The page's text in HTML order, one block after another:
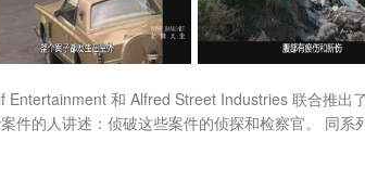
Entertainment 和 Alfred Street Industries 联合推出
件的人讲述：侦破这些案件的侦探和检察官。 同